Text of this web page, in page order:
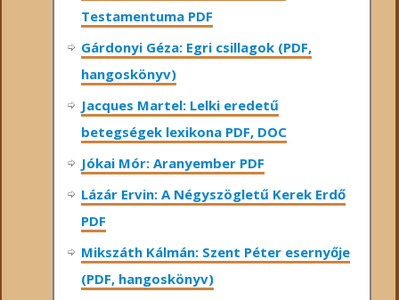
Testamentuma PDF
Gárdonyi Géza: Egri csillagok (PDF,
hangoskönyv)
Jacques Martel: Lelki eredetű
betegségek lexikona PDF, DOC
Jókai Mór: Aranyember PDF
Lázár Ervin: A Négyszögletű Kerek Erdő
PDF
Mikszáth Kálmán: Szent Péter esernyője
(PDF, hangoskönyv)